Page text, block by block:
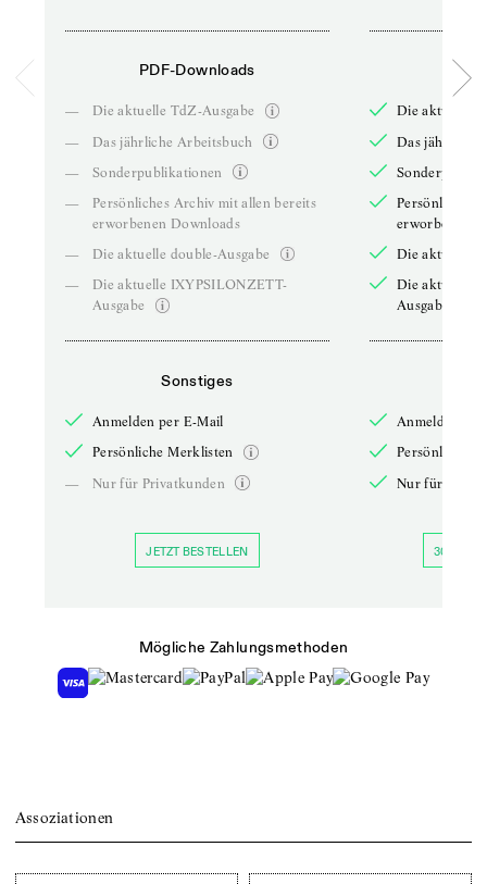
PDF-Downloads
—
Die aktuelle TdZ-Ausgabe
—
Das jährliche Arbeitsbuch
—
Sonderpublikationen
—
Persönliches Archiv mit allen bereits
erworbenen Downloads
—
Die aktuelle double-Ausgabe
—
Die aktuelle IXYPSILONZETT-
Ausgabe
Sonstiges
Anmelden per E-Mail
Persönliche Merklisten
—
Nur für Privatkunden
JETZT BESTELLEN
Die aktuelle
Das jährliche
Persönliches
erworbenen
Die aktuelle
Die aktuelle
Ausgabe
Anmelden
Persönliche
Nur für
30 TAGE
Mögliche Zahlungsmethoden
Assoziationen